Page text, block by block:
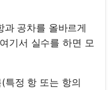
과 공차를 올바르게
기서 실수를 하면 모
특정 항 또는 항의